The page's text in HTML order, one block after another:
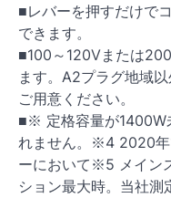
■レバーを押すだけで
できます。
■100～120Vまたは
ます。A2プラグ地域
ご用意ください。
■※ 定格容量が1400W
れません。※4 2020年
ーにおいて※5 メイン
ション最大時。当社